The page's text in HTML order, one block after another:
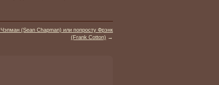
(Sean Chapman) или попросту Фрэнк
(Frank Cotton) →